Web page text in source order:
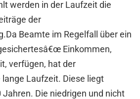
werden in der Laufzeit die
der
Beamte im Regelfall über ein
Einkommen,
verfügen, hat der
Laufzeit. Diese liegt
Die niedrigen und nicht